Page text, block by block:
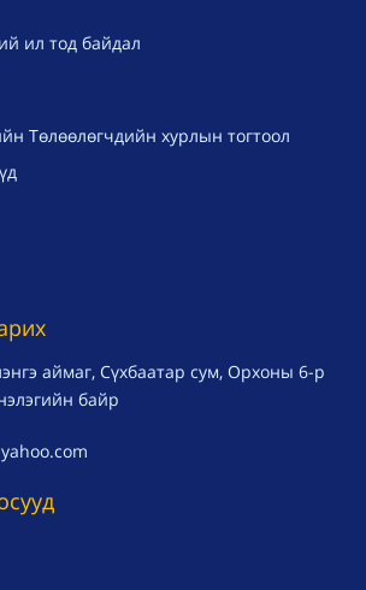
ил тод байдал
Төлөөлөгчдийн хурлын тогтоол
аймаг, Сүхбаатар сум, Орхоны 6-р
байр